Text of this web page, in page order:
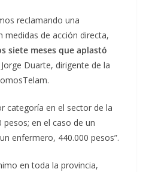
reclamando una
medidas de acción directa,
siete meses que aplastó
Duarte, dirigente de la
categoría en el sector de la
pesos; en el caso de un
enfermero, 440.000 pesos”.
en toda la provincia,